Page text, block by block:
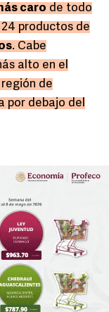
caro de todo
productos de
. Cabe
alto en el
de
por debajo del